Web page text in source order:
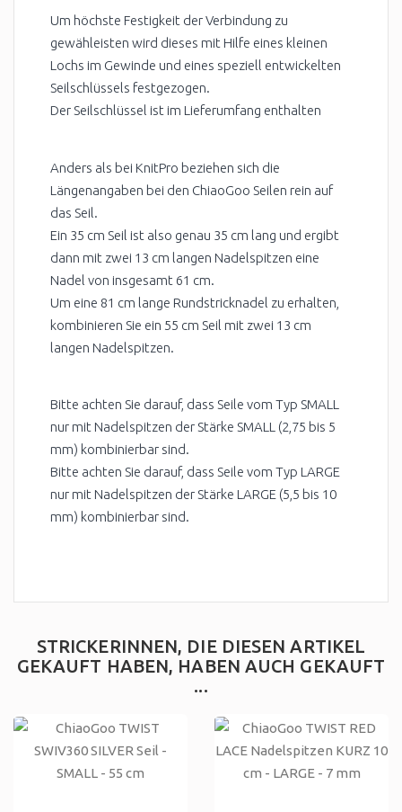
Um höchste Festigkeit der Verbindung zu
gewähleisten wird dieses mit Hilfe eines kleinen
Lochs im Gewinde und eines speziell entwickelten
Seilschlüssels festgezogen.
Der Seilschlüssel ist im Lieferumfang enthalten
Anders als bei KnitPro beziehen sich die
Längenangaben bei den ChiaoGoo Seilen rein auf
das Seil.
Ein 35 cm Seil ist also genau 35 cm lang und ergibt
dann mit zwei 13 cm langen Nadelspitzen eine
Nadel von insgesamt 61 cm.
Um eine 81 cm lange Rundstricknadel zu erhalten,
kombinieren Sie ein 55 cm Seil mit zwei 13 cm
langen Nadelspitzen.
Bitte achten Sie darauf, dass Seile vom Typ SMALL
nur mit Nadelspitzen der Stärke SMALL (2,75 bis 5
mm) kombinierbar sind.
Bitte achten Sie darauf, dass Seile vom Typ LARGE
nur mit Nadelspitzen der Stärke LARGE (5,5 bis 10
mm) kombinierbar sind.
STRICKERINNEN, DIE DIESEN ARTIKEL
GEKAUFT HABEN, HABEN AUCH GEKAUFT
...